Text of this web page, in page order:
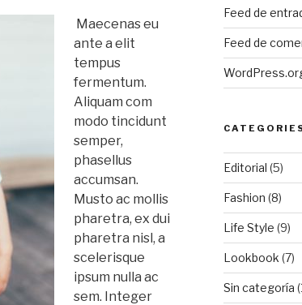
Maecenas eu
ante a elit
tempus
fermentum.
Aliquam com
modo tincidunt
semper,
phasellus
accumsan.
Musto ac mollis
pharetra, ex dui
pharetra nisl, a
scelerisque
ipsum nulla ac
sem. Integer
Feed de
Feed de
Editorial (5)
Fashion (8)
Life Style (9)
Lookbook (7)
Sin categoría